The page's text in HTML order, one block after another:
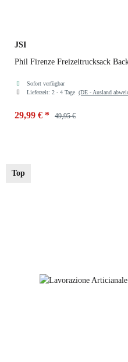
JSI
Phil Firenze Freizeitrucksack
Sofort verfügbar
Lieferzeit: 2 - 4 Tage (DE - Ausland
29,99 € * 49,95 €
Top